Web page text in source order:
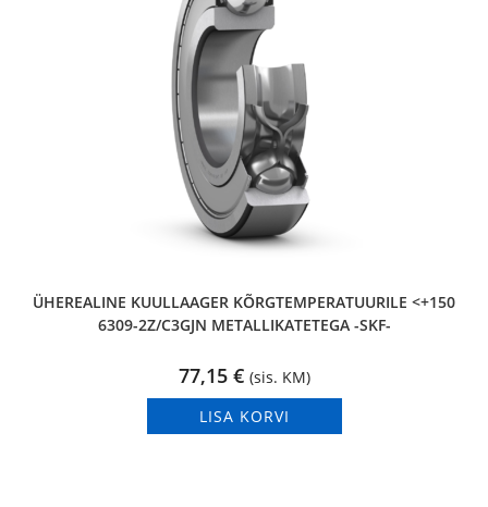
ÜHEREALINE KUULLAAGER KÕRGTEMPERATUURILE <+150
6309-2Z/C3GJN METALLIKATETEGA -SKF-
77,15 € (sis. KM)
LISA KORVI